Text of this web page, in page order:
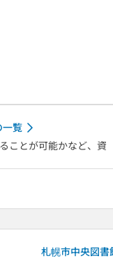
一覧
ことが可能かなど、資
札幌市中央図